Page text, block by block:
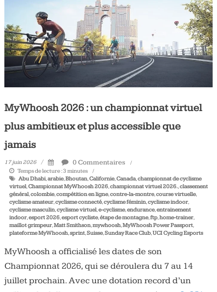
jours,
votre
actualité
vélo
triathlon
MyWhoosh 2026 : un championnat virtuel
plus ambitieux et plus accessible que
jamais
17 juin 2026 0 Commentaires
Temps de lecture :3 minutes
Abu Dhabi,arabie,Bhoutan,Californie,Canada,championnat de cyclisme
virtuel,Championnat MyWhoosh 2026,championnat virtuel 2026.,classement
général,colombie,compétition en ligne,contre-la-montre,course virtuelle,
cyclisme amateur,cyclisme connecté,cyclisme féminin,cyclisme indoor,
cyclisme masculin,cyclisme virtuel,e-cyclisme,endurance,entrainement
indoor,esport 2026,esport cycliste,étape de montagne,ftp,home-trainer,
maillot grimpeur,Matt Smithson,mywhoosh,MyWhoosh Power Passport,
plateforme MyWhoosh,sprint,Suisse,Sunday Race Club,UCI Cycling Esports
MyWhoosh a officialisé les dates de son
Championnat 2026, qui se déroulera du 7 au 14
juillet prochain. Avec une dotation record d’un